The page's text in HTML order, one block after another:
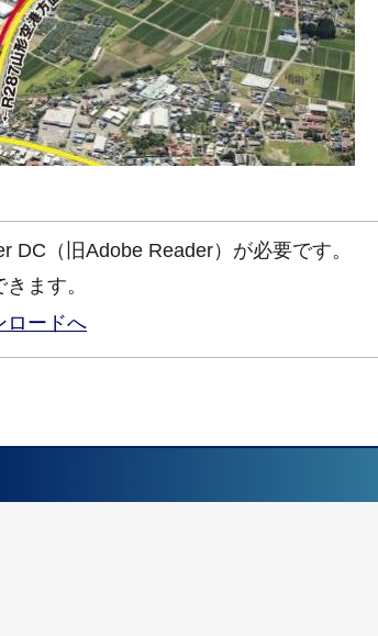
DC（旧Adobe Reader）が必要です。
ます。
ロードへ